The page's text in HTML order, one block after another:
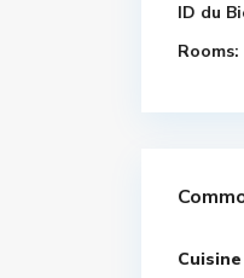
ID du
Rooms:
Cuisine